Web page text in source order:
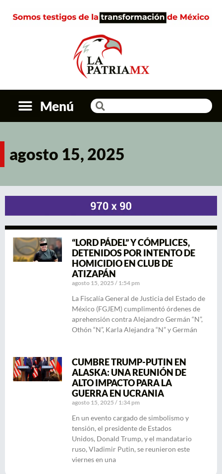
Menú
agosto 15, 2025
“LORD PÁDEL” Y CÓMPLICES,
DETENIDOS POR INTENTO DE
HOMICIDIO EN CLUB DE
ATIZAPÁN
agosto 15, 2025 1:54 pm
La Fiscalía General de Justicia del Estado de
México (FGJEM) cumplimentó órdenes de
aprehensión contra Alejandro Germán “N”,
Othón “N”, Karla Alejandra “N” y Germán
CUMBRE TRUMP-PUTIN EN
ALASKA: UNA REUNIÓN DE
ALTO IMPACTO PARA LA
GUERRA EN UCRANIA
agosto 15, 2025 1:34 pm
En un evento cargado de simbolismo y
tensión, el presidente de Estados
Unidos, Donald Trump, y el mandatario
ruso, Vladimir Putin, se reunieron este
viernes en una